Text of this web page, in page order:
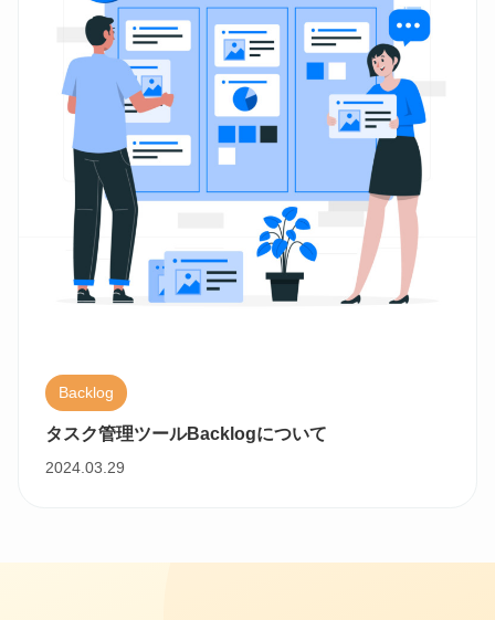
Backlog
タスク管理ツールBacklogについて
2024.03.29